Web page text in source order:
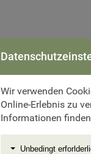
Wir verwenden
Online-Erlebnis zu
Informationen
Unbedingt